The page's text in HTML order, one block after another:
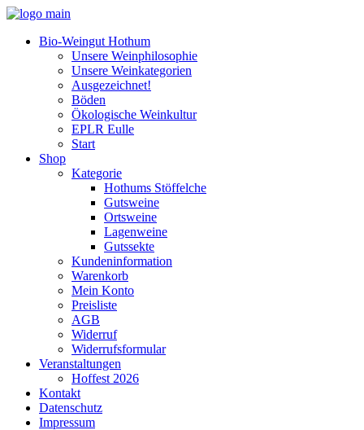
Bio-Weingut Hothum
Unsere Weinphilosophie
Unsere Weinkategorien
Ausgezeichnet!
Böden
Ökologische Weinkultur
EPLR Eulle
Start
Shop
Kategorie
Hothums Stöffelche
Gutsweine
Ortsweine
Lagenweine
Gutssekte
Kundeninformation
Warenkorb
Mein Konto
Preisliste
AGB
Widerruf
Widerrufsformular
Veranstaltungen
Hoffest 2026
Kontakt
Datenschutz
Impressum